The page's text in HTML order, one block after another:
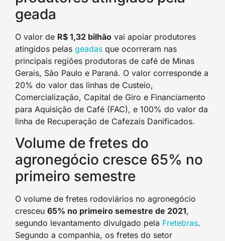
geada
O valor de R$ 1,32 bilhão vai apoiar produtores
atingidos pelas geadas que ocorreram nas
principais regiões produtoras de café de Minas
Gerais, São Paulo e Paraná. O valor corresponde a
20% do valor das linhas de Custeio,
Comercialização, Capital de Giro e Financiamento
para Aquisição de Café (FAC), e 100% do valor da
linha de Recuperação de Cafezais Danificados.
Volume de fretes do
agronegócio cresce 65% no
primeiro semestre
O volume de fretes rodoviários no agronegócio
cresceu 65% no primeiro semestre de 2021,
segundo levantamento divulgado pela Fretebras.
Segundo a companhia, os fretes do setor